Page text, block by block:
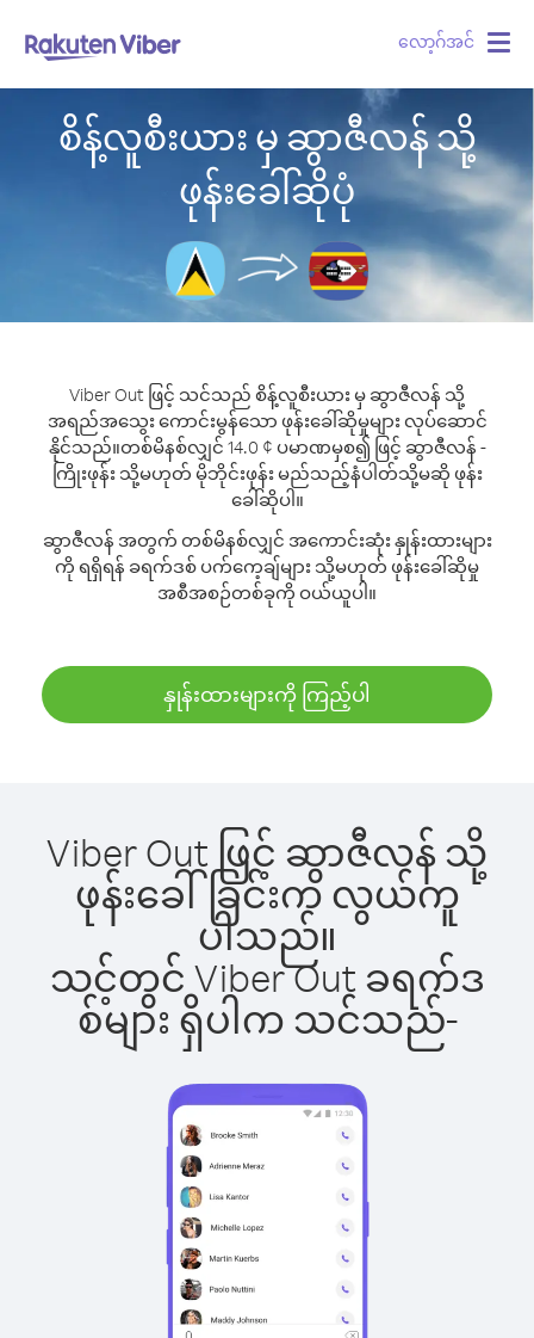
လော့ဂ်အင်
စိန့်လူစီးယား မှ ဆွာဇီလန် သို့
ဖုန်းခေါ်ဆိုပုံ
Viber Out ဖြင့် သင်သည် စိန့်လူစီးယား မှ ဆွာဇီလန် သို့
အရည်အသွေး ကောင်းမွန်သော ဖုန်းခေါ်ဆိုမှုများ လုပ်ဆောင်
နိုင်သည်။တစ်မိနစ်လျှင် 14.0 ¢ ပမာဏမှစ၍ ဖြင့် ဆွာဇီလန် -
ကြိုးဖုန်း သို့မဟုတ် မိုဘိုင်းဖုန်း မည်သည့်နံပါတ်သို့မဆို ဖုန်း
ခေါ်ဆိုပါ။
ဆွာဇီလန် အတွက် တစ်မိနစ်လျှင် အကောင်းဆုံး နှုန်းထားများ
ကို ရရှိရန် ခရက်ဒစ် ပက်ကေ့ချ်များ သို့မဟုတ် ဖုန်းခေါ်ဆိုမှု
အစီအစဉ်တစ်ခုကို ဝယ်ယူပါ။
နှုန်းထားများကို ကြည့်ပါ
Viber Out ဖြင့် ဆွာဇီလန် သို့
ဖုန်းခေါ်ခြင်းက လွယ်ကူ
ပါသည်။
သင့်တွင် Viber Out ခရက်ဒ
စ်များ ရှိပါက သင်သည်-